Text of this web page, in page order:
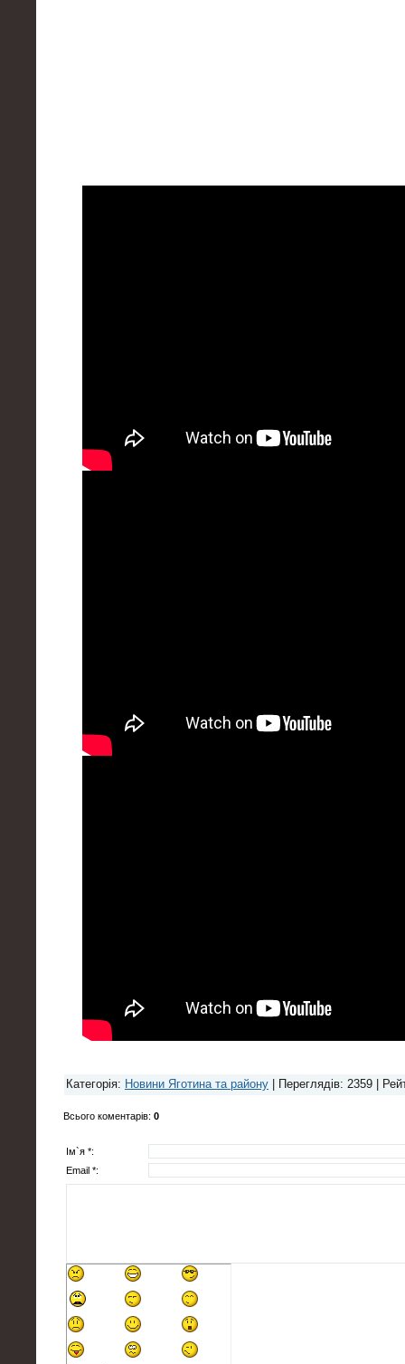
Категорія: Новини Яготина та району Переглядів: 2359 |
Всього коментарів: 0
Ім`я *:
Email *: